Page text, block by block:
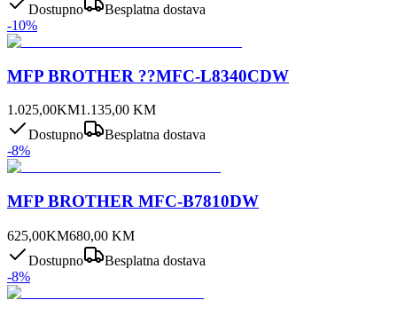
Dostupno
Besplatna dostava
-10%
MFP BROTHER ??MFC-L8340CDW
1.025,00KM1.135,00 KM
Dostupno
Besplatna dostava
-8%
MFP BROTHER MFC-B7810DW
625,00KM680,00 KM
Dostupno
Besplatna dostava
-8%